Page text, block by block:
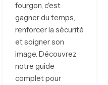
fourgon, c'est
gagner du temps,
renforcer la sécurité
et soigner son
image. Découvrez
notre guide
complet pour